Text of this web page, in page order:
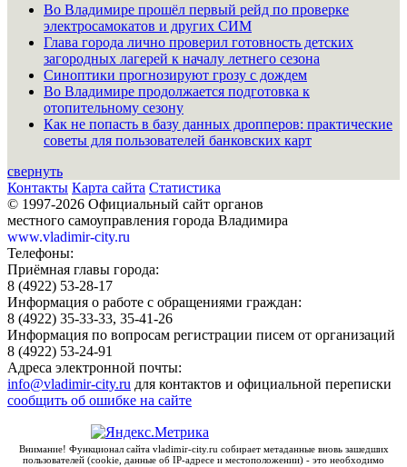
Во Владимире прошёл первый рейд по проверке
электросамокатов и других СИМ
Глава города лично проверил готовность детских
загородных лагерей к началу летнего сезона
Синоптики прогнозируют грозу с дождем
Во Владимире продолжается подготовка к
отопительному сезону
Как не попасть в базу данных дропперов: практические
советы для пользователей банковских карт
свернуть
Контакты Карта сайта Статистика
© 1997-2026 Официальный сайт органов
местного самоуправления города Владимира
www.vladimir-city.ru
Телефоны:
Приёмная главы города:
8 (4922) 53-28-17
Информация о работе с обращениями граждан:
8 (4922) 35-33-33, 35-41-26
Информация по вопросам регистрации писем от организаций
8 (4922) 53-24-91
Адреса электронной почты:
info@vladimir-city.ru для контактов и официальной переписки
сообщить об ошибке на сайте
Внимание! Функционал сайта vladimir-city.ru собирает метаданные вновь зашедших
пользователей (cookie, данные об IP-адресе и местоположении) - это необходимо